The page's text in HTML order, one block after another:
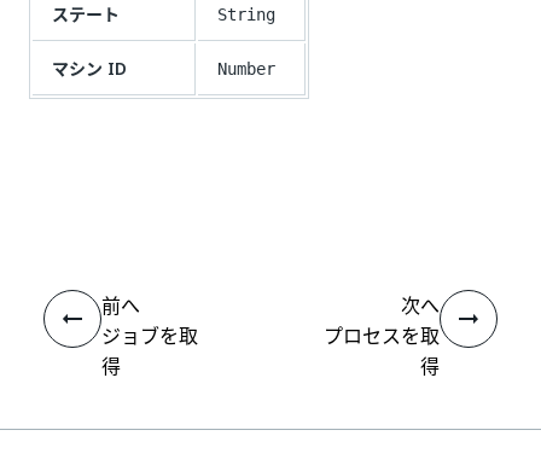
ステート String
マシン ID Number
前へ
ジョブを取
得
次へ
プロセスを取
得